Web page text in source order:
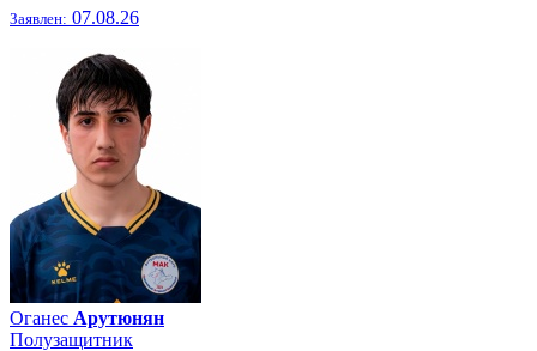
Заявлен: 07.08.26
Оганес Арутюнян
Полузащитник